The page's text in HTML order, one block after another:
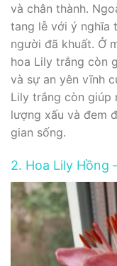
và chân thành.
tang lễ với ý nghĩa
người đã khuất. Ở
hoa Lily trắng còn
và sự an yên vĩnh
Lily trắng còn giúp
lượng xấu và đem
gian sống.
2. Hoa Lily Hồng